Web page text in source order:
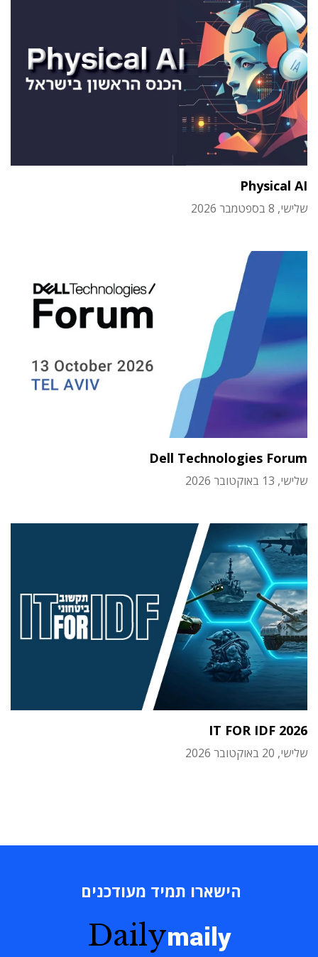
Physical AI
שלישי, 8 בספטמבר 2026
Dell Technologies Forum
שלישי, 13 באוקטובר 2026
IT FOR IDF 2026
שלישי, 20 באוקטובר 2026
הישארו תמיד מעודכנים
Dailymaily